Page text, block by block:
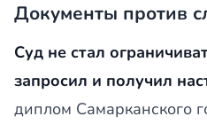
Документы против
Суд не стал
запросил и получил
диплом Самарканского